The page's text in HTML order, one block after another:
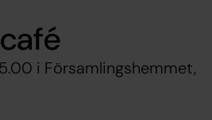
i Församlingshemmet,